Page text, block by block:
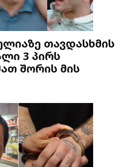
თავდასხმის
3 პირს
შორის მის